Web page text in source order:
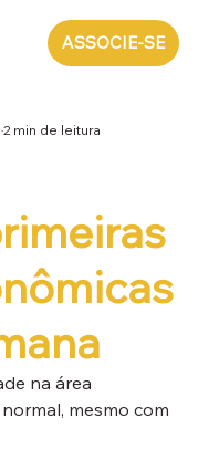
ASSOCIE-SE
2 min de leitura
na área
mesmo com